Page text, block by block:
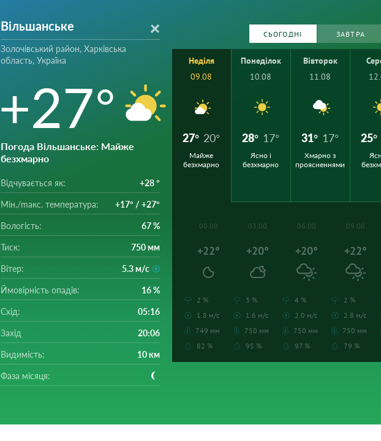
Вільшанське
Золочівський район, Харківська
область, Україна
+27°
Погода Вільшанське: Майже
безхмарно
Відчувається як: +28 °
Мін./mакс. температура: +17° / +27°
Вологість: 67 %
Тиск: 750 мм
Вітер: 5.3 м/с
Ймовірність опадів: 16 %
Схід: 05:16
Захід 20:06
Видимість: 10 км
Фаза місяця:
СЬОГОДНІ ЗАВТРА
Неділя
09.08
27° 20°
Майже
безхмарно
Понеділок
10.08
28° 17°
Ясно і
безхмарно
Вівторок
11.08
31° 17°
Хмарно з
проясненнями
25°
00:00
+22°
2 %
1.8 м/с
749 мм
82 %
03:00
+20°
3 %
1.6 м/с
750 мм
95 %
06:00
+20°
4 %
2.0 м/с
750 мм
97 %
09:00
+22°
2 %
2.8 м/с
750 мм
79 %